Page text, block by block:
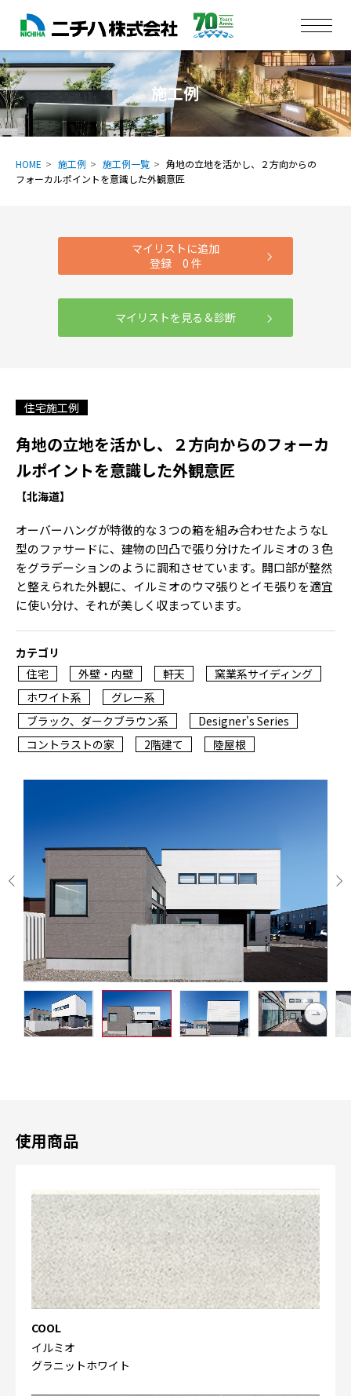
施工例
HOME 施工例 施工例一覧
角地の立地を活かし、２方向からの
フォーカルポイントを意識した外観意匠
マイリストに追加
登録 0 件
マイリストを見る＆診断
住宅施工例
角地の立地を活かし、２方向からのフォーカ
ルポイントを意識した外観意匠
【北海道】
オーバーハングが特徴的な３つの箱を組み合わせたようなL
型のファサードに、建物の凹凸で張り分けたイルミオの３色
をグラデーションのように調和させています。開口部が整然
と整えられた外観に、イルミオのウマ張りとイモ張りを適宜
に使い分け、それが美しく収まっています。
カテゴリ
住宅
外壁・内壁 軒天
窯業系サイディング
ホワイト系
グレー系
ブラック、ダークブラウン系
Designer's Series
コントラストの家
2階建て 陸屋根
使用商品
COOL
イルミオ
グラニットホワイト